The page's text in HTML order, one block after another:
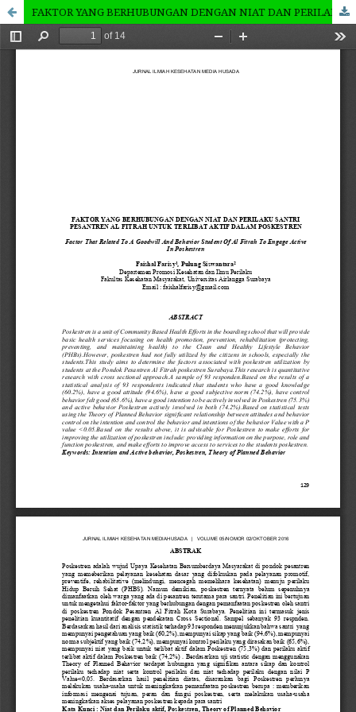
FAKTOR YANG BERHUBUNGAN DENGAN NIAT DAN PERILAKU SANTRI PESANTREN AL FITRAH UNTUK TERLIBAT AKTIF DALAM POSKESTREN